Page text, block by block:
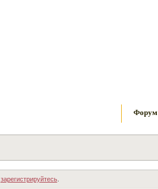
Форум
зарегистрируйтесь.